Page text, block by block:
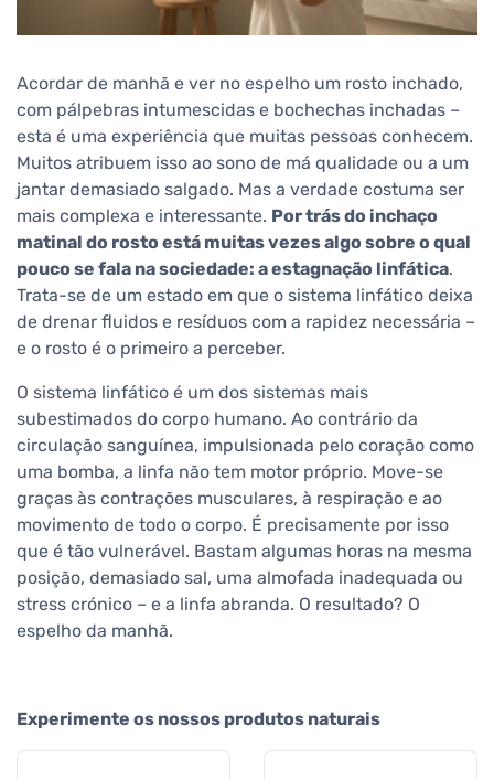
Acordar de manhã e ver no espelho um rosto inchado,
com pálpebras intumescidas e bochechas inchadas –
esta é uma experiência que muitas pessoas conhecem.
Muitos atribuem isso ao sono de má qualidade ou a um
jantar demasiado salgado. Mas a verdade costuma ser
mais complexa e interessante. Por trás do inchaço
matinal do rosto está muitas vezes algo sobre o qual
pouco se fala na sociedade: a estagnação linfática.
Trata-se de um estado em que o sistema linfático deixa
de drenar fluidos e resíduos com a rapidez necessária –
e o rosto é o primeiro a perceber.
O sistema linfático é um dos sistemas mais
subestimados do corpo humano. Ao contrário da
circulação sanguínea, impulsionada pelo coração como
uma bomba, a linfa não tem motor próprio. Move-se
graças às contrações musculares, à respiração e ao
movimento de todo o corpo. É precisamente por isso
que é tão vulnerável. Bastam algumas horas na mesma
posição, demasiado sal, uma almofada inadequada ou
stress crónico – e a linfa abranda. O resultado? O
espelho da manhã.
Experimente os nossos produtos naturais